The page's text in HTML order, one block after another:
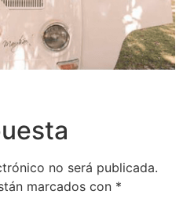
no será publicada.
marcados con *